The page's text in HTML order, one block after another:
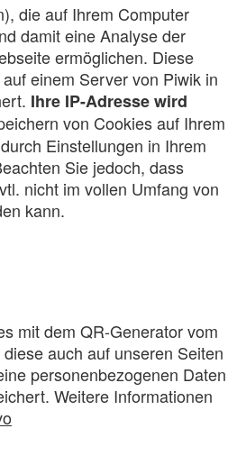
die auf Ihrem Computer
damit eine Analyse der
ermöglichen. Diese
einem Server von Piwik in
Ihre IP-Adresse wird
von Cookies auf Ihrem
Einstellungen in Ihrem
Sie jedoch, dass
nicht im vollen Umfang von
kann.
mit dem QR-Generator vom
auch auf unseren Seiten
personenbezogenen Daten
Weitere Informationen